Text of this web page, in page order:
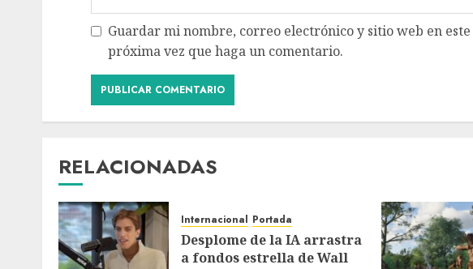
Guardar mi nombre, correo electrónico y sitio web en
próxima vez que haga un comentario.
RELACIONADAS
Internacional Portada
Desplome de la IA arrastra
a fondos estrella de Wall